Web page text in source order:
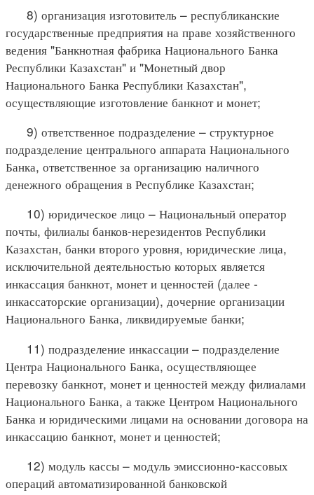
8) организация изготовитель – республиканские
государственные предприятия на праве хозяйственного
ведения "Банкнотная фабрика Национального Банка
Республики Казахстан" и "Монетный двор
Национального Банка Республики Казахстан",
осуществляющие изготовление банкнот и монет;
9) ответственное подразделение – структурное
подразделение центрального аппарата Национального
Банка, ответственное за организацию наличного
денежного обращения в Республике Казахстан;
10) юридическое лицо – Национальный оператор
почты, филиалы банков-нерезидентов Республики
Казахстан, банки второго уровня, юридические лица,
исключительной деятельностью которых является
инкассация банкнот, монет и ценностей (далее -
инкассаторские организации), дочерние организации
Национального Банка, ликвидируемые банки;
11) подразделение инкассации – подразделение
Центра Национального Банка, осуществляющее
перевозку банкнот, монет и ценностей между филиалами
Национального Банка, а также Центром Национального
Банка и юридическими лицами на основании договора на
инкассацию банкнот, монет и ценностей;
12) модуль кассы – модуль эмиссионно-кассовых
операций автоматизированной банковской